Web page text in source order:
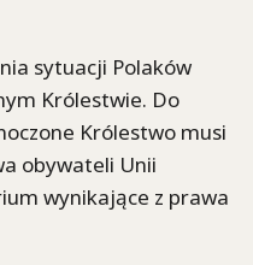
sytuacji Polaków
Królestwie. Do
Królestwo musi
obywateli Unii
wynikające z prawa